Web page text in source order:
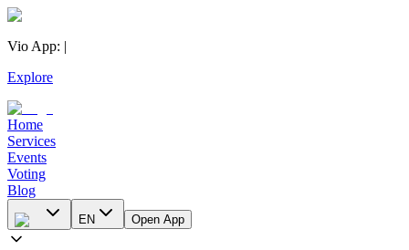
Vio App: |
Explore
Home
Services
Events
Voting
Blog
EN Open App